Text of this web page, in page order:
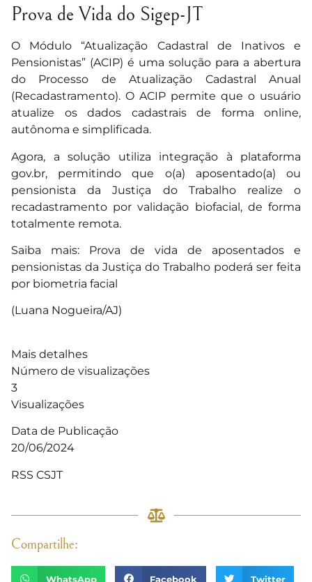
Prova de Vida do Sigep-JT
O Módulo “Atualização Cadastral de Inativos e
Pensionistas” (ACIP) é uma solução para a abertura
do Processo de Atualização Cadastral Anual
(Recadastramento). O ACIP permite que o usuário
atualize os dados cadastrais de forma online,
autônoma e simplificada.
Agora, a solução utiliza integração à plataforma
gov.br, permitindo que o(a) aposentado(a) ou
pensionista da Justiça do Trabalho realize o
recadastramento por validação biofacial, de forma
totalmente remota.
Saiba mais: Prova de vida de aposentados e
pensionistas da Justiça do Trabalho poderá ser feita
por biometria facial
(Luana Nogueira/AJ)
Mais detalhes
Número de visualizações
3
Visualizações
Data de Publicação
20/06/2024
RSS CSJT
Compartilhe:
WhatsApp Facebook Twitter